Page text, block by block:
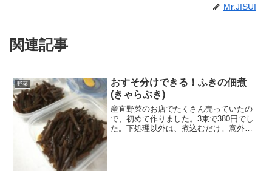
Mr.JISUI
関連記事
野菜
おすそ分けできる！ふきの佃煮
(きゃらぶき)
産直野菜のお店でたくさん売っていたの
で、初めて作りました。3束で380円でし
た。下処理以外は、煮込むだけ。意外と